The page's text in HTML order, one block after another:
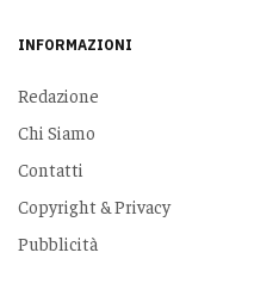
INFORMAZIONI
Redazione
Chi Siamo
Contatti
Copyright & Privacy
Pubblicità